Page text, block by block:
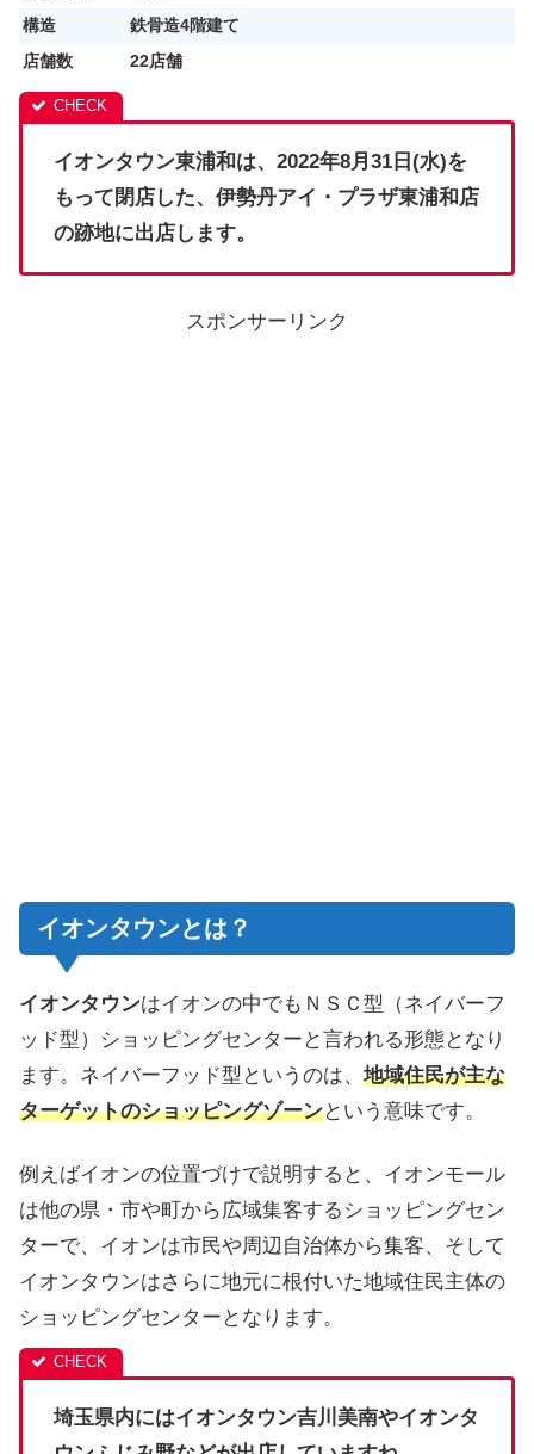
構造
鉄骨造4階建て
店舗数
22店舗
イオンタウン東浦和は、2022年8月31日(水)を
もって閉店した、伊勢丹アイ・プラザ東浦和店
の跡地に出店します。
スポンサーリンク
イオンタウンとは？
イオンタウンはイオンの中でもＮＳＣ型（ネイバーフ
ッド型）ショッピングセンターと言われる形態となり
ます。ネイバーフッド型というのは、 地域住民が主な
ターゲットのショッピングゾーンという意味です。
例えばイオンの位置づけで説明すると、イオンモール
は他の県・市や町から広域集客するショッピングセン
ターで、イオンは市民や周辺自治体から集客、そして
イオンタウンはさらに地元に根付いた地域住民主体の
ショッピングセンターとなります。
埼玉県内にはイオンタウン吉川美南やイオンタ